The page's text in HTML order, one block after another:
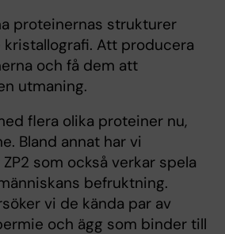
proteinernas strukturer
kristallografi. Att producera
och få dem att
utmaning.
flera olika proteiner nu,
Bland annat har vi
som också verkar spela
befruktning.
vi de kända par av
och ägg som binder till